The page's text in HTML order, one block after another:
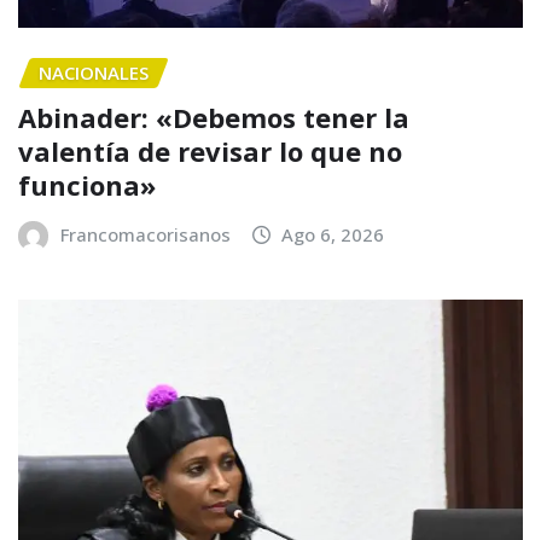
NACIONALES
Abinader: «Debemos tener la
valentía de revisar lo que no
funciona»
Francomacorisanos Ago 6, 2026